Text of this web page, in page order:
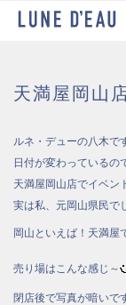
天満屋岡山
ルネ・デューの八木で
日付が変わっているの
天満屋岡山店でイベン
実は私、元岡山県民で
岡山といえば！天満屋
売り場はこんな感じ～
閉店後で写真が暗いで